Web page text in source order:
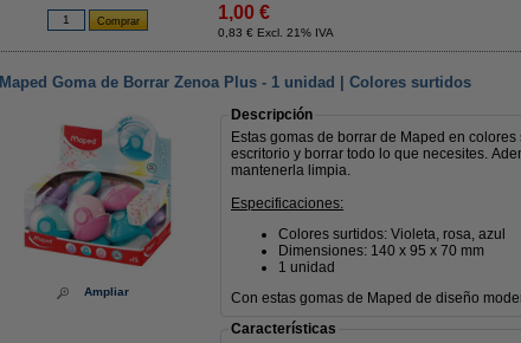
1,00 €
0,83 € Excl. 21% IVA
Maped Goma de Borrar Zenoa Plus - 1 unidad | Colores surtidos
Ampliar
Descripción
Estas gomas de borrar de Maped en
escritorio y borrar todo lo que necesites.
mantenerla limpia.
Especificaciones:
Colores surtidos: Violeta, rosa, azul
Dimensiones: 140 x 95 x 70 mm
1 unidad
Con estas gomas de Maped de diseño
Características